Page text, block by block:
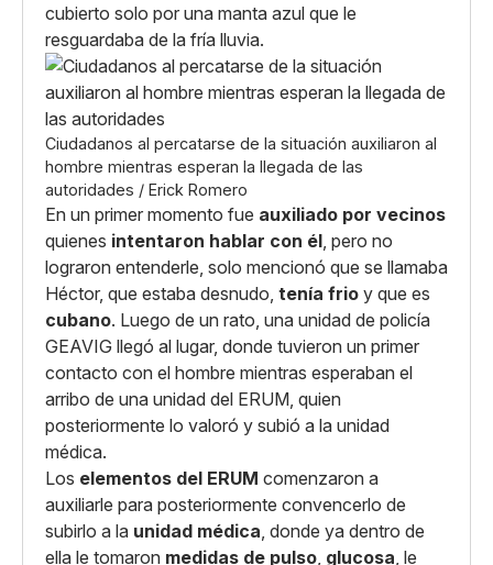
cubierto solo por una manta azul que le
resguardaba de la fría lluvia.
Ciudadanos al percatarse de la situación auxiliaron al
hombre mientras esperan la llegada de las
autoridades / Erick Romero
En un primer momento fue auxiliado por vecinos
quienes intentaron hablar con él, pero no
lograron entenderle, solo mencionó que se llamaba
Héctor, que estaba desnudo, tenía frio y que es
cubano. Luego de un rato, una unidad de policía
GEAVIG llegó al lugar, donde tuvieron un primer
contacto con el hombre mientras esperaban el
arribo de una unidad del ERUM, quien
posteriormente lo valoró y subió a la unidad
médica.
Los elementos del ERUM comenzaron a
auxiliarle para posteriormente convencerlo de
subirlo a la unidad médica, donde ya dentro de
ella le tomaron medidas de pulso, glucosa, le